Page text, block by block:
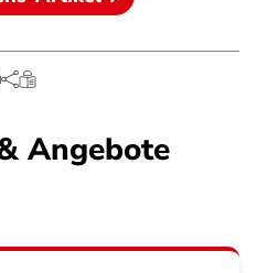
Angebote